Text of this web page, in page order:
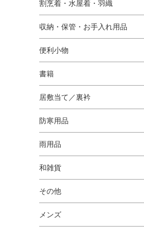
割烹着・水屋着・羽織
収納・保管・お手入れ用品
便利小物
書籍
居敷当て／裏衿
防寒用品
雨用品
和雑貨
その他
メンズ